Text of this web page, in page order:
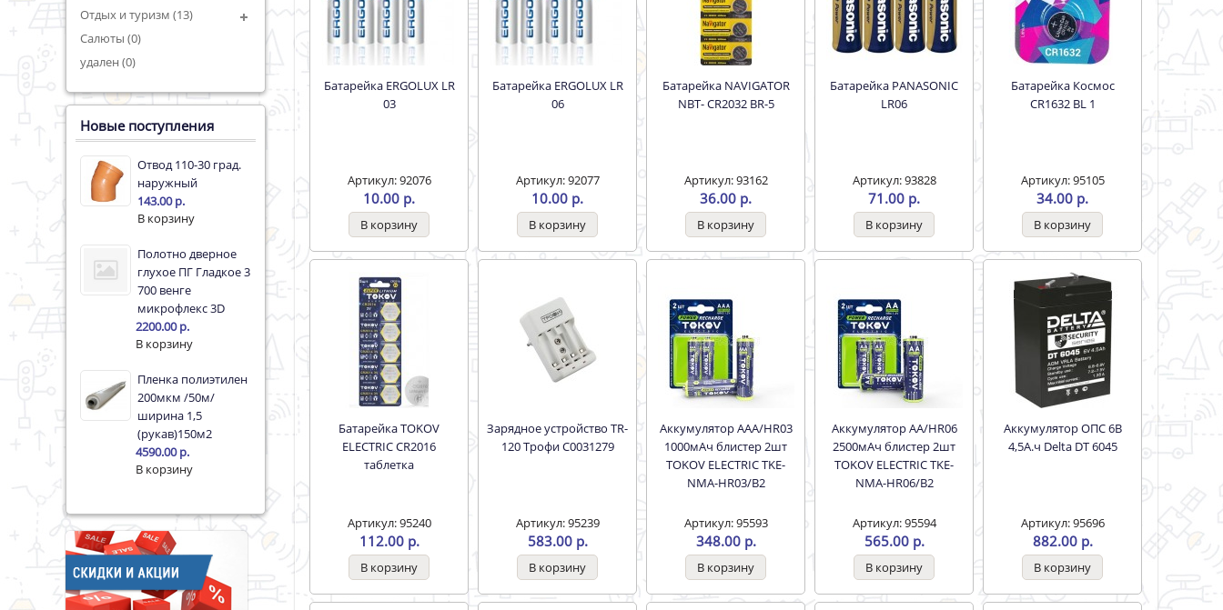
Отдых и туризм (13)
Салюты (0)
удален (0)
Новые поступления
Отвод 110-30 град.
наружный
143.00 р.
Полотно дверное
глухое ПГ Гладкое 3
700 венге
микрофлекс 3D
2200.00 р.
Пленка полиэтилен
200мкм /50м/
ширина 1,5
(рукав)150м2
4590.00 р.
Батарейка ERGOLUX LR
03
Артикул: 92076
10.00 р.
Батарейка ERGOLUX LR
06
Артикул: 92077
10.00 р.
Батарейка NAVIGATOR
NBT- CR2032 BR-5
Артикул: 93162
36.00 р.
Батарейка PANASONIC
LR06
Артикул: 93828
71.00 р.
Батарейка Космос
CR1632 BL 1
Артикул: 95105
34.00 р.
Батарейка TOKOV
ELECTRIC CR2016
таблетка
Артикул: 95240
112.00 р.
Зарядное устройство TR-
120 Трофи С0031279
Артикул: 95239
583.00 р.
Аккумулятор ААA/HR03
1000мАч блистер 2шт
TOKOV ELECTRIC TKE-
NMA-HR03/B2
Артикул: 95593
348.00 р.
Аккумулятор АА/HR06
2500мАч блистер 2шт
TOKOV ELECTRIC TKE-
NMA-HR06/B2
Артикул: 95594
565.00 р.
Аккумулятор ОПС 6В
4,5А.ч Delta DT 6045
Артикул: 95696
882.00 р.